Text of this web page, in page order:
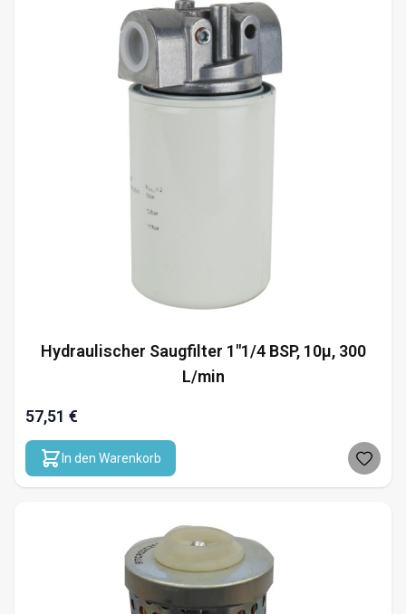
Hydraulischer Saugfilter 1"1/4 BSP, 10µ, 300
L/min
57,51 €
In den Warenkorb